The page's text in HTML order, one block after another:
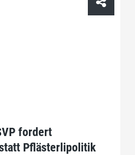
fordert
Pflästerlipolitik